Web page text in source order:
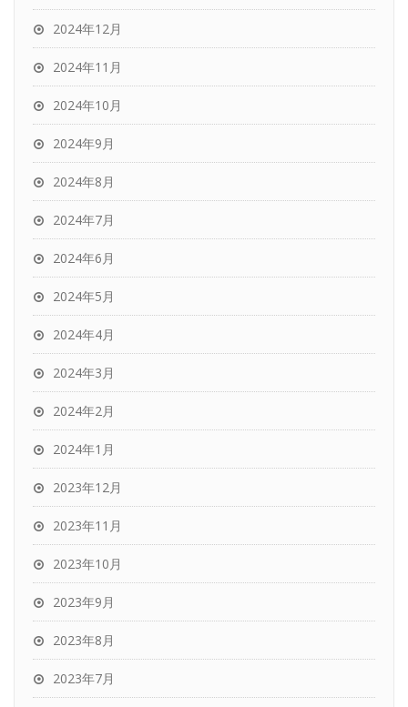
2024年12月
2024年11月
2024年10月
2024年9月
2024年8月
2024年7月
2024年6月
2024年5月
2024年4月
2024年3月
2024年2月
2024年1月
2023年12月
2023年11月
2023年10月
2023年9月
2023年8月
2023年7月